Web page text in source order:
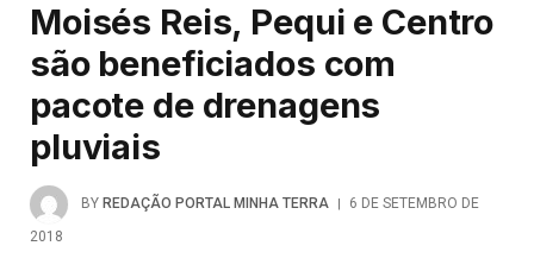
Moisés Reis, Pequi e Centro
são beneficiados com
pacote de drenagens
pluviais
BY REDAÇÃO PORTAL MINHA TERRA
6 DE SETEMBRO DE
2018